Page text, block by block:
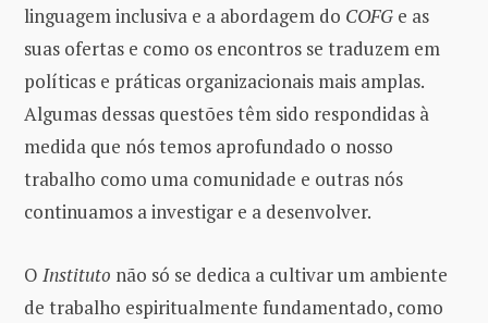
linguagem inclusiva e a abordagem do COFG e as
suas ofertas e como os encontros se traduzem em
políticas e práticas organizacionais mais amplas.
Algumas dessas questões têm sido respondidas à
medida que nós temos aprofundado o nosso
trabalho como uma comunidade e outras nós
continuamos a investigar e a desenvolver.
O Instituto não só se dedica a cultivar um ambiente
de trabalho espiritualmente fundamentado, como